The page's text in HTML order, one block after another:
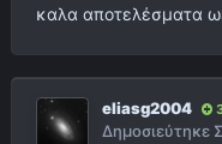
καλα αποτελέσματα
eliasg2004
Δημοσιεύτηκε